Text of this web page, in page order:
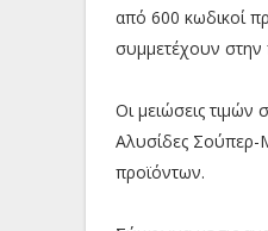
από 600 κωδικοί
συμμετέχουν
Οι μειώσεις
Αλυσίδες Σούπερ-
προϊόντων.